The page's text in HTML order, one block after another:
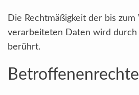
Die Rechtmäßigkeit der bis
verarbeiteten Daten wird
berührt.
Betroffenenrechte